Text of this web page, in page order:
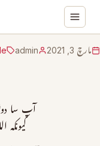
مارچ 3, 2021 admin
آپ سا
کیونکہ